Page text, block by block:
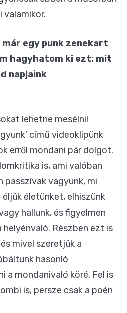
valamikor.
már egy punk zenekart
hagyhatom ki ezt: mit
napjaink
lehetne mesélni!
című videoklipünk
erről mondani pár dolgot.
is, ami valóban
passzívak vagyunk, mi
életünket, elhiszünk
hallunk, és figyelmen
helyénvaló. Részben ezt is
mivel szeretjük a
hasonló
a mondanivaló köré. Fel is
is, persze csak a poén